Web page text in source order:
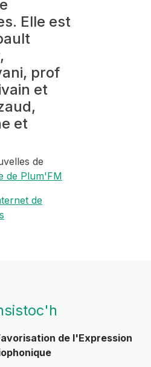
Elle est
prof
et
et
de
de Plum'FM
de
de l'Expression